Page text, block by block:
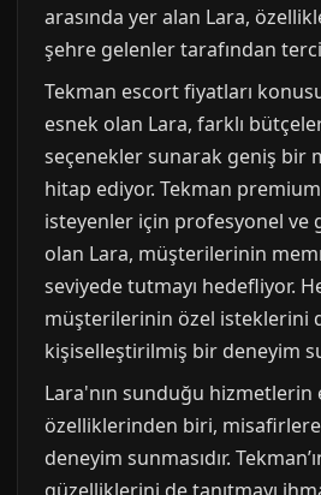
arasında yer alan Lara,
şehre gelenler tarafından
Tekman escort fiyatları
esnek olan Lara, farklı
seçenekler sunarak geniş bir
hitap ediyor. Tekman
isteyenler için profesyonel ve
olan Lara, müşterilerinin
seviyede tutmayı hedefliyor.
müşterilerinin özel isteklerini
kişiselleştirilmiş bir deneyim
Lara'nın sunduğu hizmetlerin
özelliklerinden biri,
deneyim sunmasıdır.